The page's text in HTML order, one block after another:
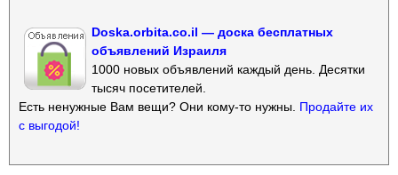
Doska.orbita.co.il — доска бесплатных
объявлений Израиля
1000 новых объявлений каждый день. Десятки
тысяч посетителей.
Есть ненужные Вам вещи? Они кому-то нужны. Продайте их
с выгодой!